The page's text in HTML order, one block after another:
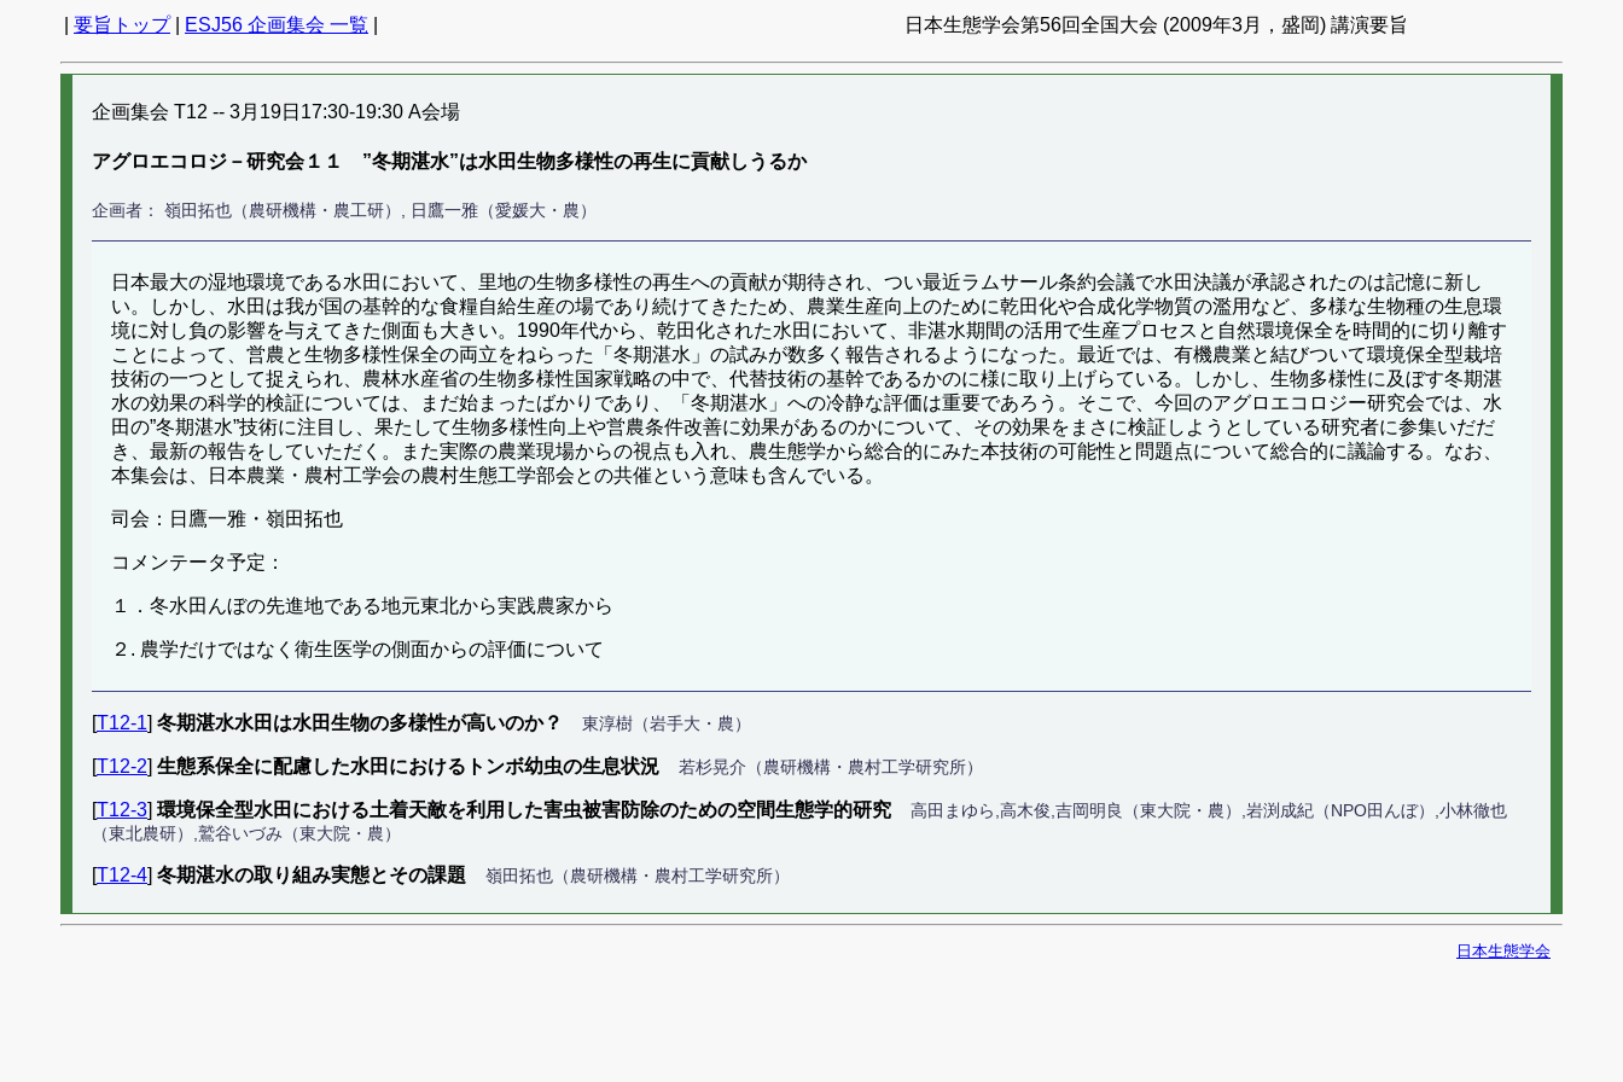
要旨トップ| ESJ56 企画集会 一覧 日本生態学会第56回全国大会 (2009年3月，盛岡) 講演要旨
企画集会 T12 -- 3月19日17:30-19:30 A会場
アグロエコロジ－研究会１１ ”冬期湛水”は水田生物多様性の再生に貢献しうるか
企画者： 嶺田拓也（農研機構・農工研）, 日鷹一雅（愛媛大・農）
日本最大の湿地環境である水田において、里地の生物多様性の再生への貢献が期待され、つい最近ラムサール条約会議で水田決議が承認されたのは記憶に新し
い。しかし、水田は我が国の基幹的な食糧自給生産の場であり続けてきたため、農業生産向上のために乾田化や合成化学物質の濫用など、多様な生物種の生息環
境に対し負の影響を与えてきた側面も大きい。1990年代から、乾田化された水田において、非湛水期間の活用で生産プロセスと自然環境保全を時間的に切り離す
ことによって、営農と生物多様性保全の両立をねらった「冬期湛水」の試みが数多く報告されるようになった。最近では、有機農業と結びついて環境保全型栽培
技術の一つとして捉えられ、農林水産省の生物多様性国家戦略の中で、代替技術の基幹であるかのに様に取り上げらている。しかし、生物多様性に及ぼす冬期湛
水の効果の科学的検証については、まだ始まったばかりであり、「冬期湛水」への冷静な評価は重要であろう。そこで、今回のアグロエコロジー研究会では、水
田の”冬期湛水”技術に注目し、果たして生物多様性向上や営農条件改善に効果があるのかについて、その効果をまさに検証しようとしている研究者に参集いだだ
き、最新の報告をしていただく。また実際の農業現場からの視点も入れ、農生態学から総合的にみた本技術の可能性と問題点について総合的に議論する。なお、
本集会は、日本農業・農村工学会の農村生態工学部会との共催という意味も含んでいる。
司会：日鷹一雅・嶺田拓也
コメンテータ予定：
１．冬水田んぼの先進地である地元東北から実践農家から
２. 農学だけではなく衛生医学の側面からの評価について
[T12-1] 冬期湛水水田は水田生物の多様性が高いのか？ 東淳樹（岩手大・農）
[T12-2] 生態系保全に配慮した水田におけるトンボ幼虫の生息状況 若杉晃介（農研機構・農村工学研究所）
[T12-3] 環境保全型水田における土着天敵を利用した害虫被害防除のための空間生態学的研究
高田まゆら,高木俊,吉岡明良（東大院・農）,岩渕成紀（NPO田んぼ）,小林徹也
（東北農研）,鷲谷いづみ（東大院・農）
[T12-4] 冬期湛水の取り組み実態とその課題 嶺田拓也（農研機構・農村工学研究所）
日本生態学会